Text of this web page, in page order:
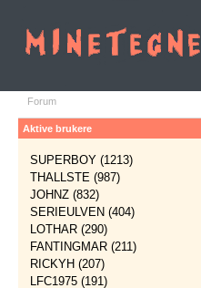
Forum
Aktive brukere
SUPERBOY (1213)
THALLSTE (987)
JOHNZ (832)
SERIEULVEN (404)
LOTHAR (290)
FANTINGMAR (211)
RICKYH (207)
LFC1975 (191)